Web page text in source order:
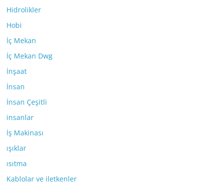
Hidrolikler
Hobi
İç Mekan
İç Mekan Dwg
İnşaat
İnsan
İnsan Çeşitli
insanlar
İş Makinası
ışıklar
ısıtma
Kablolar ve iletkenler